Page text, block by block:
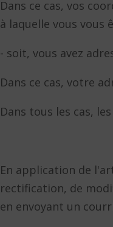
Dans ce cas, vos
à laquelle vous vous
- soit, vous avez
Dans ce cas, votre
Dans tous les cas,
En application de
rectification, de
en envoyant un